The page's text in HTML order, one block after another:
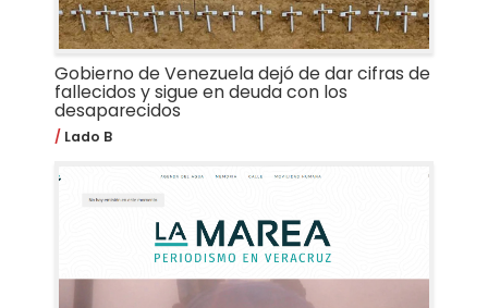
Gobierno de Venezuela dejó de dar cifras de
fallecidos y sigue en deuda con los
desaparecidos
Lado B